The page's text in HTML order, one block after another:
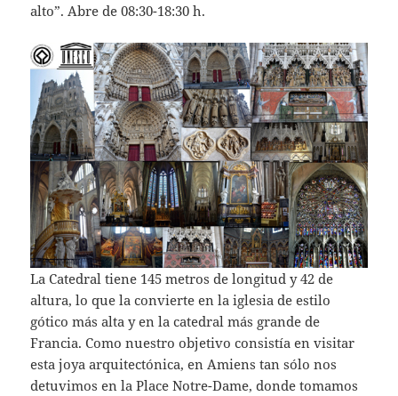
alto”. Abre de 08:30-18:30 h.
La Catedral tiene 145 metros de longitud y 42 de
altura, lo que la convierte en la iglesia de estilo
gótico más alta y en la catedral más grande de
Francia. Como nuestro objetivo consistía en visitar
esta joya arquitectónica, en Amiens tan sólo nos
detuvimos en la Place Notre-Dame, donde tomamos